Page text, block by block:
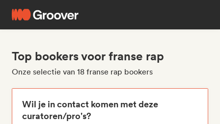
Top bookers voor franse rap
Onze selectie van 18 franse rap bookers
Wil je in contact komen met deze
curatoren/pro's?